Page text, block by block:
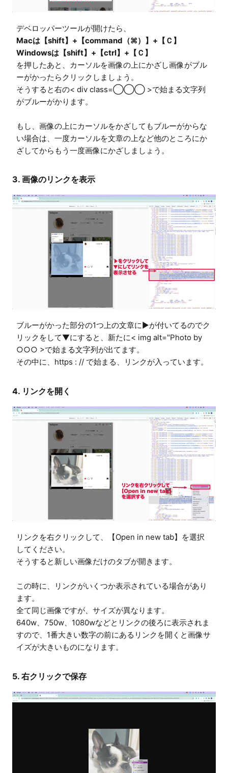
Macは【shift】+【command（⌘）】+【Ｃ】
Windowsは【shift】+【ctrl】+【Ｃ】
を押したあと、カーソルを画像の上にかざし画像がブル
ーがかったらクリックしましょう。
そうすると右の< div class=◯◯◯ >で始まる文字列
がブルーがかります。
もし、画像の上にカーソルをかざしてもブルーがからな
い場合は、一度カーソルを文章の上など他のところにか
ざしてからもう一度画像にかざしましょう。
3. 画像のリンクを表示
ブルーがかった部分の1つ上の文章に▶が付いてるのでク
リックをして▼にすると、新たに< img alt="Photo by
○○○ >で始まる文字列が出てます。
その中に、https : // で始まる、リンクが入っています。
4. リンクを開く
リンクを右クリックして、【Open in new tab】を選択
してください。
そうすると新しい画像だけのタブが開きます。
この時に、リンクがいくつか表示されている場合があり
ます。
全て同じ画像ですが、サイズが異なります。
640w、750w、1080wなどとリンクの後ろに表示されま
すので、1番大きい数字の前にあるリンクを開くと画像サ
イズが大きいものになります。
5. 右クリックで保存